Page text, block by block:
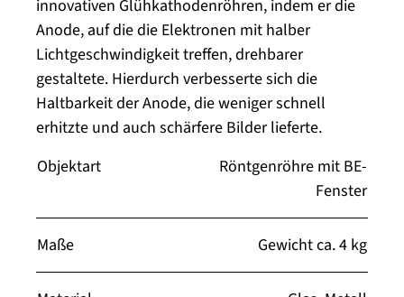
innovativen Glühkathodenröhren, indem er die
Anode, auf die die Elektronen mit halber
Lichtgeschwindigkeit treffen, drehbarer
gestaltete. Hierdurch verbesserte sich die
Haltbarkeit der Anode, die weniger schnell
erhitzte und auch schärfere Bilder lieferte.
Objektart
Röntgenröhre mit BE-
Fenster
Maße Gewicht ca. 4 kg